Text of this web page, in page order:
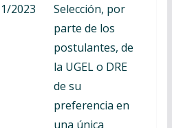
2023
Selección, por
parte de los
postulantes, de
la UGEL o DRE
de su
preferencia en
una única